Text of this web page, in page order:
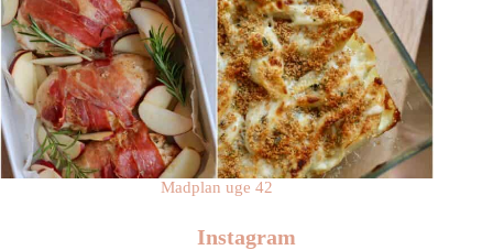
Madplan uge 42
Instagram